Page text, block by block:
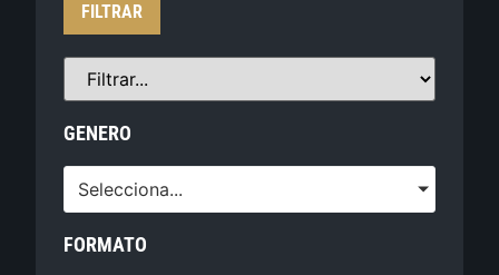
FILTRAR
GENERO
Selecciona...
FORMATO